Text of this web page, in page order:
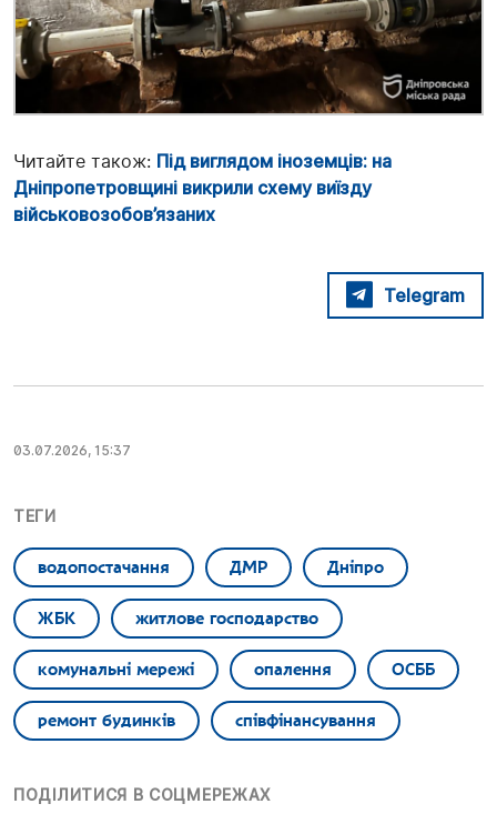
Читайте також: Під виглядом іноземців: на
Дніпропетровщині викрили схему виїзду
військовозобов’язаних
Telegram
03.07.2026, 15:37
ТЕГИ
водопостачання ДМР Дніпро
ЖБК житлове господарство
комунальні мережі опалення ОСББ
ремонт будинків співфінансування
ПОДІЛИТИСЯ В СОЦМЕРЕЖАХ